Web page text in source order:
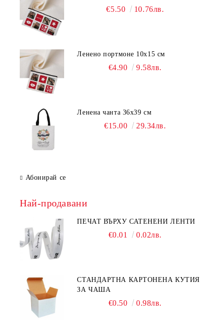
€5.50 10.76лв.
Ленено портмоне 10х15 см
€4.90 9.58лв.
Ленена чанта 36х39 см
€15.00 29.34лв.
Абонирай се
Най-продавани
ПЕЧАТ ВЪРХУ САТЕНЕНИ ЛЕНТИ
€0.01 0.02лв.
СТАНДАРТНА КАРТОНЕНА КУТИЯ
ЗА ЧАША
€0.50 0.98лв.